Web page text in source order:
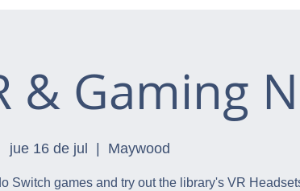
& Gaming
jue 16 de jul Maywood
Switch games and try out the library's VR